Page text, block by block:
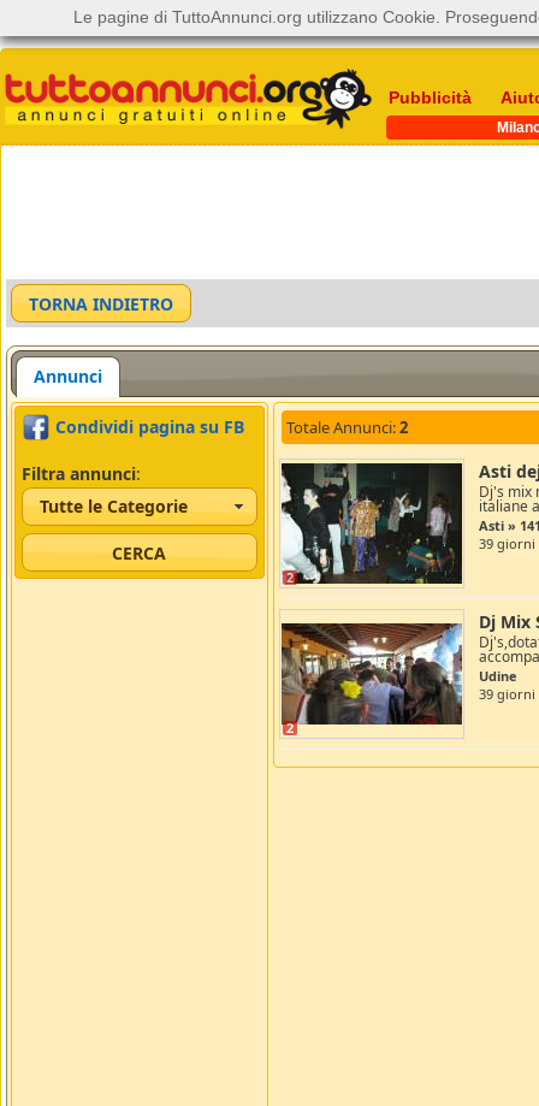
Pubblicità
Annunci
Condividi pagina su FB
Filtra annunci:
Tutte le Categorie
Totale Annunci:2
2
Asti
Dj's mix
italiane
Asti »
39 giorni
2
Dj Mix
Udine
39 giorni
Le pagine di TuttoAnnunci.org utilizzano Cookie.